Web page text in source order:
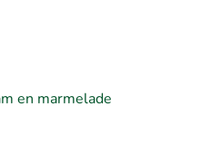
en marmelade